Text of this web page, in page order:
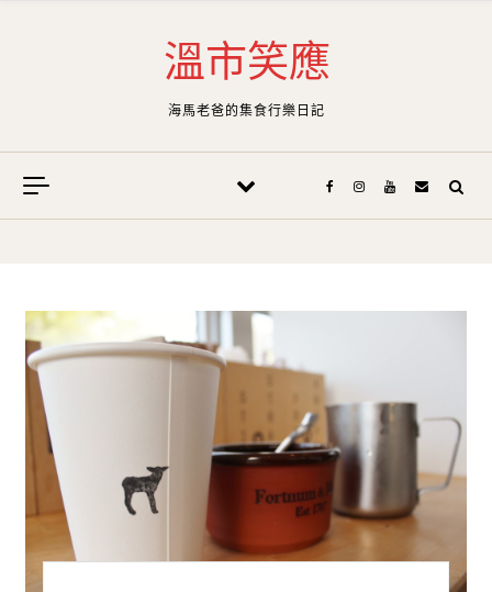
溫市笑應
海馬老爸的集食行樂日記